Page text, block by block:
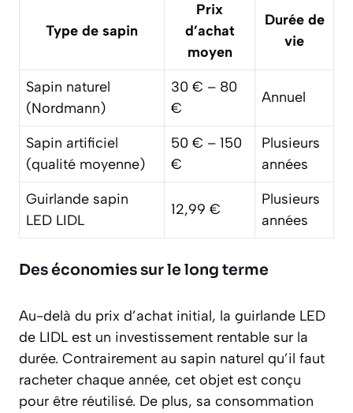
Type de sapin
Prix
d’achat
moyen
Durée de
vie
Sapin naturel
(Nordmann)
30 € – 80
€
Annuel
Sapin artificiel
(qualité moyenne)
50 € – 150
€
Plusieurs
années
Guirlande sapin
LED LIDL
12,99 €
Plusieurs
années
Des économies sur le long terme
Au-delà du prix d’achat initial, la guirlande LED
de LIDL est un investissement rentable sur la
durée. Contrairement au sapin naturel qu’il faut
racheter chaque année, cet objet est conçu
pour être réutilisé. De plus, sa consommation